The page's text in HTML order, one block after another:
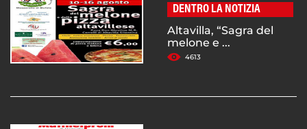
DENTRO LA NOTIZIA
Altavilla, “Sagra del
melone e ...
4613